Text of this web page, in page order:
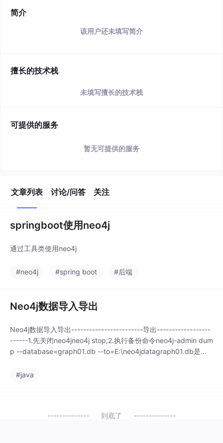
简介
该用户还未填写简介
擅长的技术栈
未填写擅长的技术栈
可提供的服务
暂无可提供的服务
文章列表 讨论/问答 关注
springboot使用neo4j
通过工具类使用neo4j
#neo4j #spring boot #后端
Neo4j数据导入导出
Neo4j数据导入导出------------------------导出------------------
------1.先关闭neo4jneo4j stop;2.执行备份命令neo4j-admin dum
p --database=graph01.db --to=E:\neo4jdatagraph01.db是数
b---------
#java
到底了